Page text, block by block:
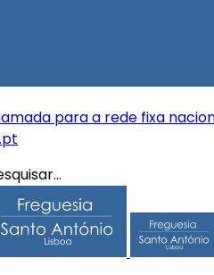
para a rede fixa